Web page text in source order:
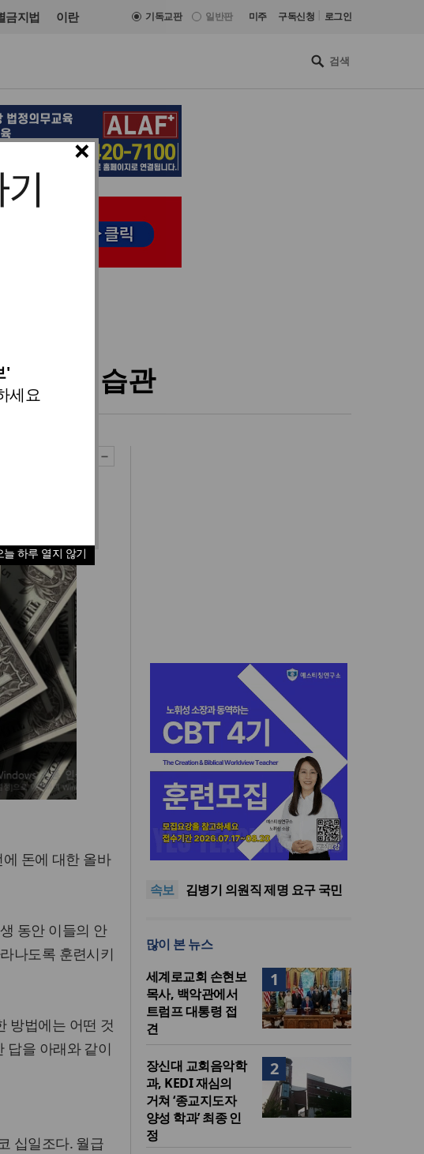
금지법 이란 기독교판 일반판 미주 구독신청 로그인
×
'
세요
늘 하루 열지 않기
돈관리 습관
돈에 대한 올바
동안 이들의 안
나도록 훈련시키
방법에는 어떤 것
답을 아래와 같이
십일조다. 월급
속보
기감 이대위, 감신대 도서관에
퀴어서적 ‘별도 부스’ 마련 조치
2026년 상반기 탈북민 입국 63
소
라’ 일부 활동 중단… “중대한 사
김병기 의원직 제명 요구 국민
위한 국가적 자산”
퀴어서적 ‘별도 부스’ 마련 조치
2026년 상반기 탈북민 입국 63
명… 전년 동기 대비 34.4% 감
소
많이 본 뉴스
1
세계로교회 손현보
목사, 백악관에서
트럼프 대통령 접
견
2
장신대 교회음악학
과, KEDI 재심의
거쳐 ‘종교지도자
양성 학과’ 최종 인
정